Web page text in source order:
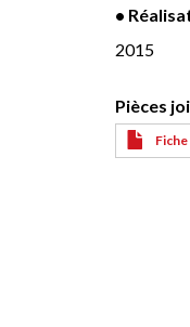
•
2015
Pièces